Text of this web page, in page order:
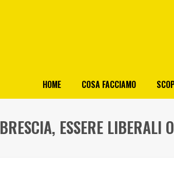
HOME COSA FACCIAMO
BRESCIA, ESSERE LIBERALI